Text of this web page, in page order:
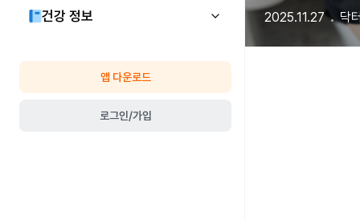
건강 정보
앱 다운로드
로그인/가입
2025.11.27 닥